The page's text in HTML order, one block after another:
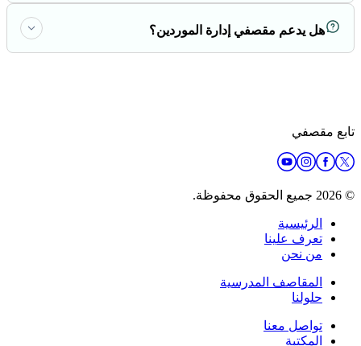
هل يدعم مقصفي إدارة الموردين؟
تابع مقصفي
© 2026 جميع الحقوق محفوظة.
الرئيسية
تعرف علينا
من نحن
المقاصف المدرسية
حلولنا
تواصل معنا
المكتبة